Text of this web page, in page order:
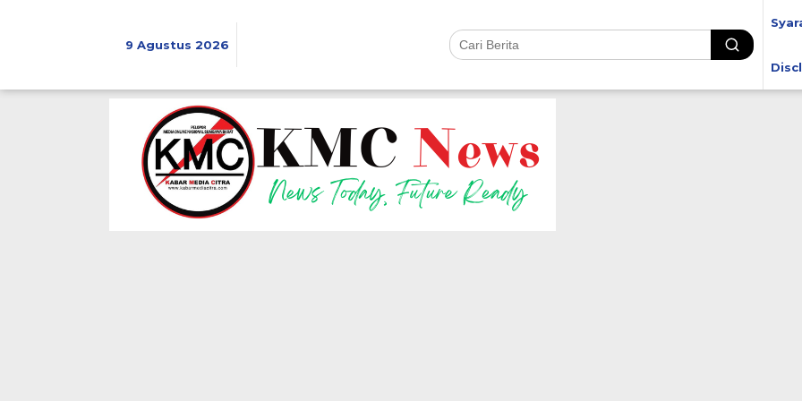
9 Agustus 2026